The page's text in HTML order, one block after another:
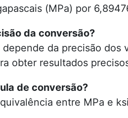
(MPa) por
da conversão?
da precisão
obter resultados
de conversão?
entre MPa e